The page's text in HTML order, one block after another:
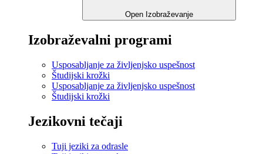
Open Izobraževanje
Izobraževalni programi
Usposabljanje za življenjsko uspešnost
Študijski krožki
Usposabljanje za življenjsko uspešnost
Študijski krožki
Jezikovni tečaji
Tuji jeziki za odrasle